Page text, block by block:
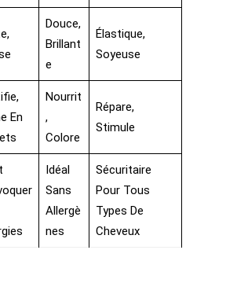
Douce,
Brillant
E
Élastique,
Soyeuse
En
Nourrit
,
Colore
Répare,
Stimule
Idéal
Sans
Allergè
Nes
Sécuritaire
Pour Tous
Types De
Cheveux